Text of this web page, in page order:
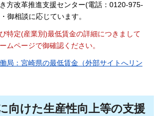
方改革推進支援センター(電話：0120-975-
御相談に応じています。
特定(産業別)最低賃金の詳細につきまして
ムページで御確認ください。
局：宮崎県の最低賃金（外部サイトへリン
向けた生産性向上等の支援